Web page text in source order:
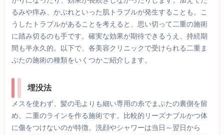
るみや痒み、かぶれといった肌トラブルが発生することも。こ
うしたトラブルがあることを考えると、思い切って二重の施術
に踏み切るのも手です。確実な効果が期待できるうえ、持続期
間も半永久的。以下で、各美容クリニックで受けられる二重ま
ぶたの施術の種類をいくつかご紹介します。
埋没法
メスを使わず、髪の毛よりも細い専用の糸でまぶたの裏側を留
め、二重のラインを作る施術です。比較的リーズナブルかつ体
に傷をつけないのが特徴。洗顔やシャワーは当日～翌日から